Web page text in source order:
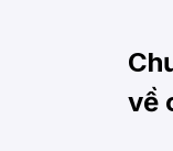
về